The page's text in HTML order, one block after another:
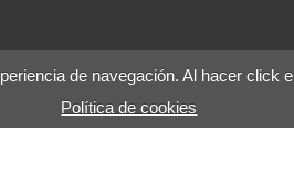
de navegación. Al hacer click
Política de cookies